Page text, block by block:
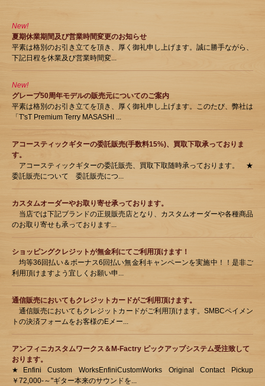
New!
夏期休業期間及び営業時間変更のお知らせ
平素は格別のお引き立てを頂き、厚く御礼申し上げます。誠に勝手ながら、
下記日程を休業及び営業時間変...
New!
グレープ50周年モデルの販売元についてのご案内
平素は格別のお引き立てを頂き、厚く御礼申し上げます。このたび、弊社は
「T'sT Premium Terry MASASHI ...
アコースティックギターの委託販売(手数料15%)、買取下取承っておりま
す。
アコースティックギターの委託販売、買取下取随時承っております。 ★
委託販売について 委託販売につ...
カスタムオーダーやお取り寄せ承っております。
当店では下記ブランドの正規販売店となり、カスタムオーダーや各種商品
のお取り寄せも承っております...
ショッピングクレジットが無金利にてご利用頂けます！
均等36回払い＆ボーナス6回払い無金利キャンペーンを実施中！！是非ご
利用頂けますよう宜しくお願い申...
通信販売においてもクレジットカードがご利用頂けます。
通信販売においてもクレジットカードがご利用頂けます。SMBCペイメン
トの決済フォームをお客様のEメー...
アンフィニカスタムワークス＆M-Factry ピックアップシステム受注致して
おります。
★Enfini Custom WorksEnfiniCustomWorks Original Contact Pickup
￥72,000-～"ギター本来のサウンドを...